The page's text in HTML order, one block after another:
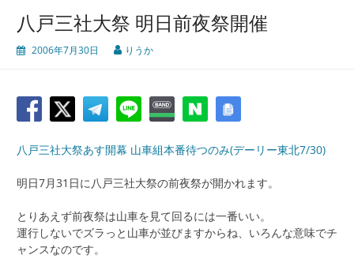
八戸三社大祭 明日前夜祭開催
2006年7月30日 りうか
八戸三社大祭あす開幕 山車組本番待つのみ(デーリー東北7/30)
明日7月31日に八戸三社大祭の前夜祭が開かれます。
とりあえず前夜祭は山車を見て回るには一番いい。
運行しないでズラっと山車が並びますからね、いろんな意味でチ
ャンスなのです。